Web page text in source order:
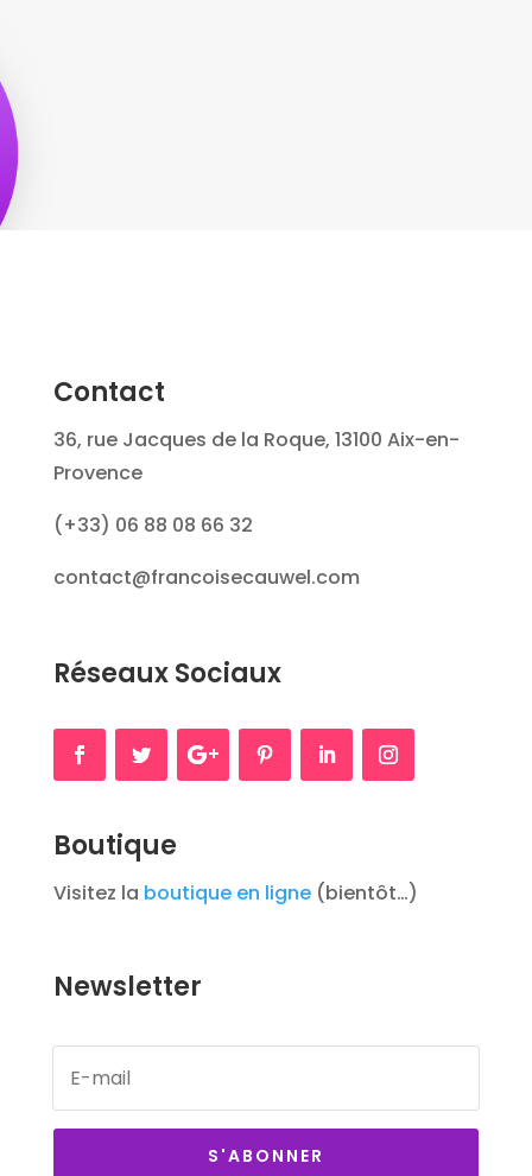
Contact
36, rue Jacques de la Roque, 13100 Aix-en-
Provence
(+33) 06 88 08 66 32
contact@francoisecauwel.com
Réseaux Sociaux
Boutique
Visitez la boutique en ligne(bientôt…)
Newsletter
S'ABONNER